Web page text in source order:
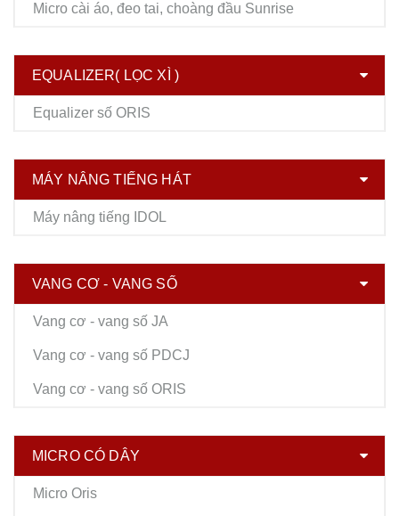
Micro cài áo, đeo tai, choàng đầu Sunrise
EQUALIZER( LỌC XÌ )
Equalizer số ORIS
MÁY NÂNG TIẾNG HÁT
Máy nâng tiếng IDOL
VANG CƠ - VANG SỐ
Vang cơ - vang số JA
Vang cơ - vang số PDCJ
Vang cơ - vang số ORIS
MICRO CÓ DÂY
Micro Oris